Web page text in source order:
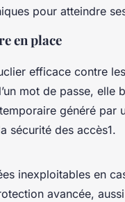
pour atteindre
en place
efficace contre
mot de passe, elle
généré par
sécurité des accès1.
inexploitables en
avancée,